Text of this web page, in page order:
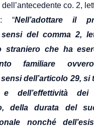
co. 2,
“Nell’adottare il
del comma 2,
straniero che ha
familiare
dell’articolo 29, si
dell’effettività dei
della durata del
nonché